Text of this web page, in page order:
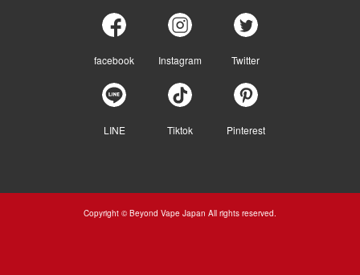
facebook Instagram Twitter
LINE Tiktok Pinterest
Copyright © Beyond Vape Japan All rights reserved.